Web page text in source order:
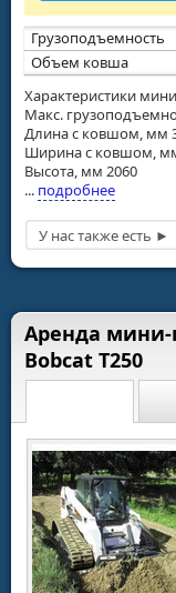
Грузоподъемность
Объем ковша
Характеристики
Макс.
Длина с ковшом, мм
Ширина с ковшом,
Высота, мм 2060
... подробнее
Аренда мини-
Bobcat T250